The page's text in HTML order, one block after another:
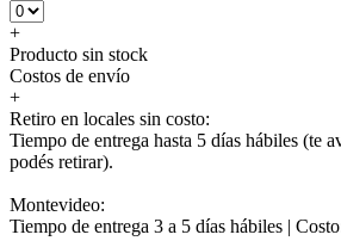
+
Producto sin stock
Costos de envío
+
Retiro en locales sin costo:
Tiempo de entrega hasta 5 días hábiles (te
podés retirar).
Montevideo:
Tiempo de entrega 3 a 5 días hábiles |